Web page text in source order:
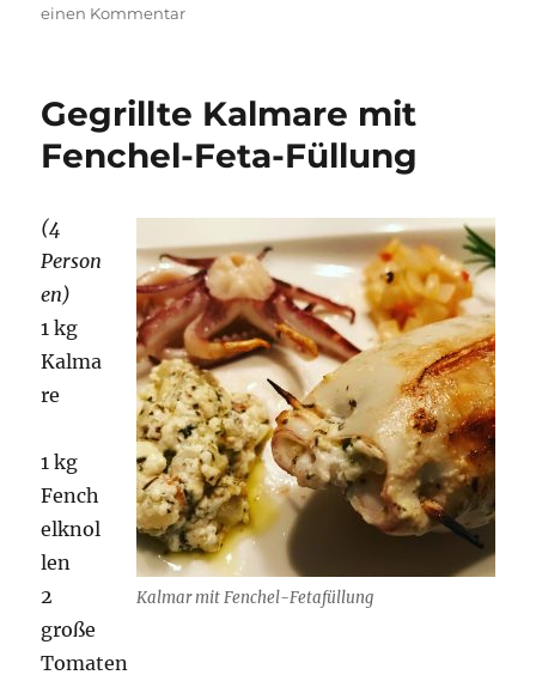
einen Kommentarzu
mit
Gegrillte Kalmare mit
Fenchel-Feta-Füllung
Kalmar mit Fenchel-Fetafüllung
(4
Person
en)
1 kg
Kalma
re
1 kg
Fench
elknol
len
2
große
Tomaten